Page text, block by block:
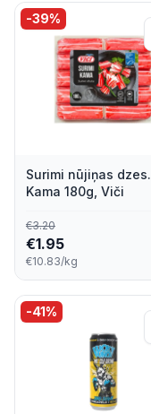
-39%
Surimi nūjiņas dzes.
Kama 180g, Viči
€3.20
€1.95
€10.83/kg
-41%